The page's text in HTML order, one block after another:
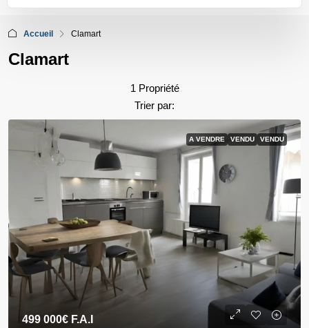
Accueil Clamart
Clamart
1 Propriété
Trier par:
A VENDRE VENDU VENDU
499 000€ F.A.I